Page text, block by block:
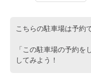
こちらの駐車場は予約
「この駐車場の予約
してみよう！